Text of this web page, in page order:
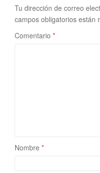
Tu dirección de correo
campos obligatorios están
Comentario *
Nombre *